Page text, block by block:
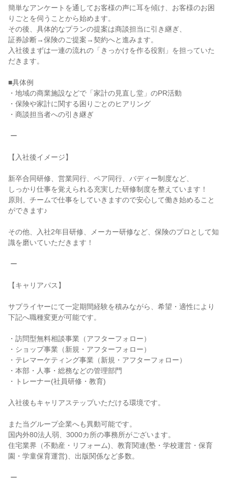
簡単なアンケートを通してお客様の声に耳を傾け、お客様のお困
りごとを伺うことから始めます。
その後、具体的なプランの提案は商談担当に引き継ぎ、
証券診断→保険のご提案→契約へと進みます。
入社後まずは一連の流れの「きっかけを作る役割」を担っていた
だきます。
■具体例
・地域の商業施設などで「家計の見直し堂」のPR活動
・保険や家計に関する困りごとのヒアリング
・商談担当者への引き継ぎ
【入社後イメージ】
新卒合同研修、営業同行、ペア同行、バディー制度など、
しっかり仕事を覚えられる充実した研修制度を整えています！
原則、チームで仕事をしていきますので安心して働き始めること
ができます♪
その他、入社2年目研修、メーカー研修など、保険のプロとして知
識を磨いていただきます！
【キャリアパス】
サプライヤーにて一定期間経験を積みながら、希望・適性により
下記へ職種変更が可能です。
・訪問型無料相談事業（アフターフォロー）
・ショップ事業（新規・アフターフォロー）
・テレマーケティング事業（新規・アフターフォロー）
・本部・人事・総務などの管理部門
・トレーナー(社員研修・教育)
入社後もキャリアステップいただける環境です。
また当グループ企業へも異動可能です。
国内外80法人弱、3000カ所の事務所がございます。
住宅業界（不動産・リフォーム)、教育関連(塾・学校運営・保育
園・学童保育運営)、出版関係など多数。